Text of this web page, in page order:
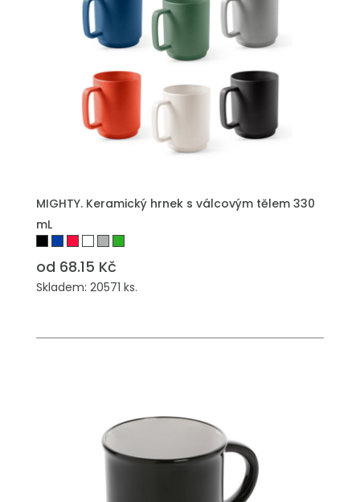
MIGHTY. Keramický hrnek s válcovým tělem 330
mL
od 68.15 Kč
Skladem: 20571 ks.